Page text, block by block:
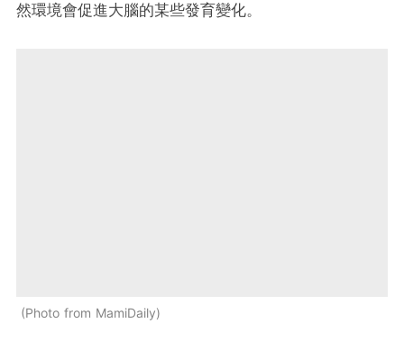
然環境會促進大腦的某些發育變化。
Photo from MamiDaily